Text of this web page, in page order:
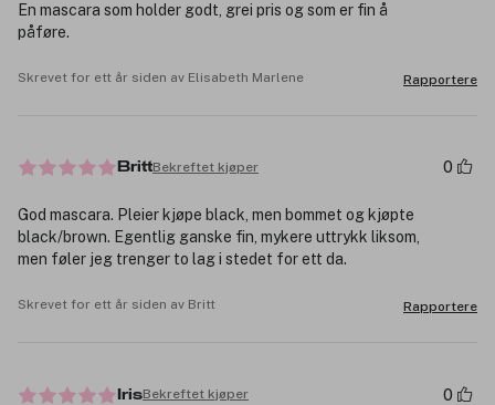
En mascara som holder godt, grei pris og som er fin å
påføre.
Skrevet for ett år siden av Elisabeth Marlene Rapportere
BrittBekreftet kjøper 0
God mascara. Pleier kjøpe black, men bommet og kjøpte
black/brown. Egentlig ganske fin, mykere uttrykk liksom,
men føler jeg trenger to lag i stedet for ett da.
Skrevet for ett år siden av Britt Rapportere
IrisBekreftet kjøper 0